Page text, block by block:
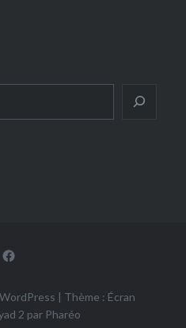
Facebook
| Thème : Écran
2 par Pharéo